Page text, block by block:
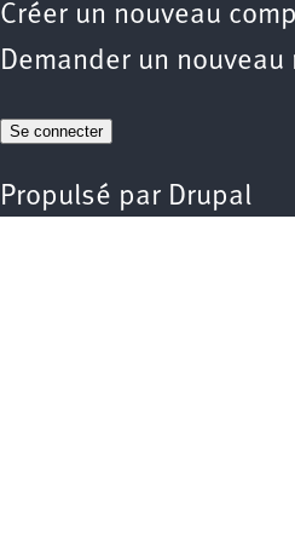
Créer un nouveau
Demander un
Propulsé par Drupal